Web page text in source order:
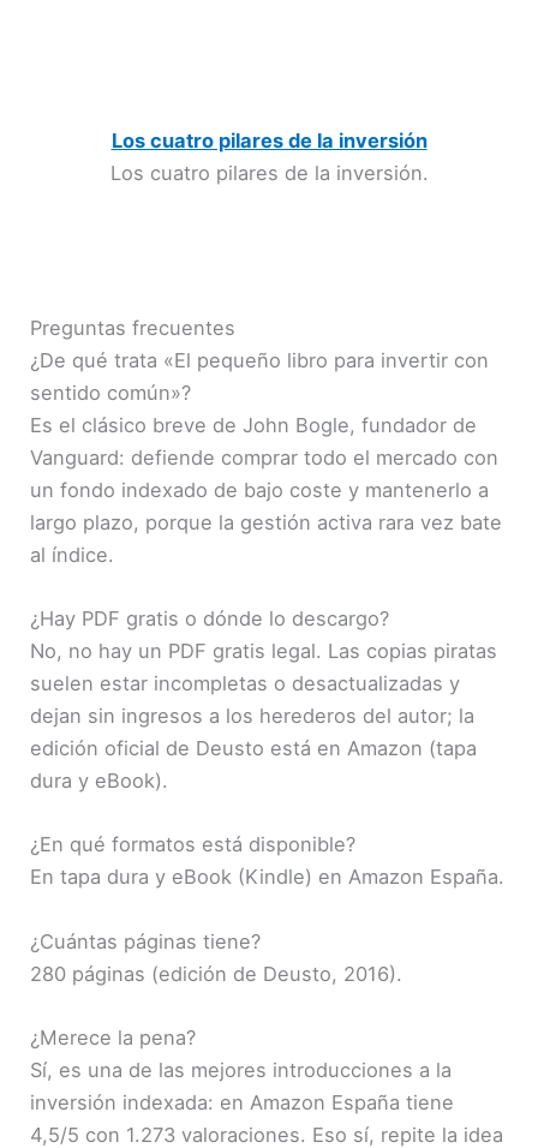
Los cuatro pilares de la inversión
Los cuatro pilares de la inversión.
Preguntas frecuentes
¿De qué trata «El pequeño libro para invertir con
sentido común»?
Es el clásico breve de John Bogle, fundador de
Vanguard: defiende comprar todo el mercado con
un fondo indexado de bajo coste y mantenerlo a
largo plazo, porque la gestión activa rara vez bate
al índice.
¿Hay PDF gratis o dónde lo descargo?
No, no hay un PDF gratis legal. Las copias piratas
suelen estar incompletas o desactualizadas y
dejan sin ingresos a los herederos del autor; la
edición oficial de Deusto está en Amazon (tapa
dura y eBook).
¿En qué formatos está disponible?
En tapa dura y eBook (Kindle) en Amazon España.
¿Cuántas páginas tiene?
280 páginas (edición de Deusto, 2016).
¿Merece la pena?
Sí, es una de las mejores introducciones a la
inversión indexada: en Amazon España tiene
4,5/5 con 1.273 valoraciones. Eso sí, repite la idea